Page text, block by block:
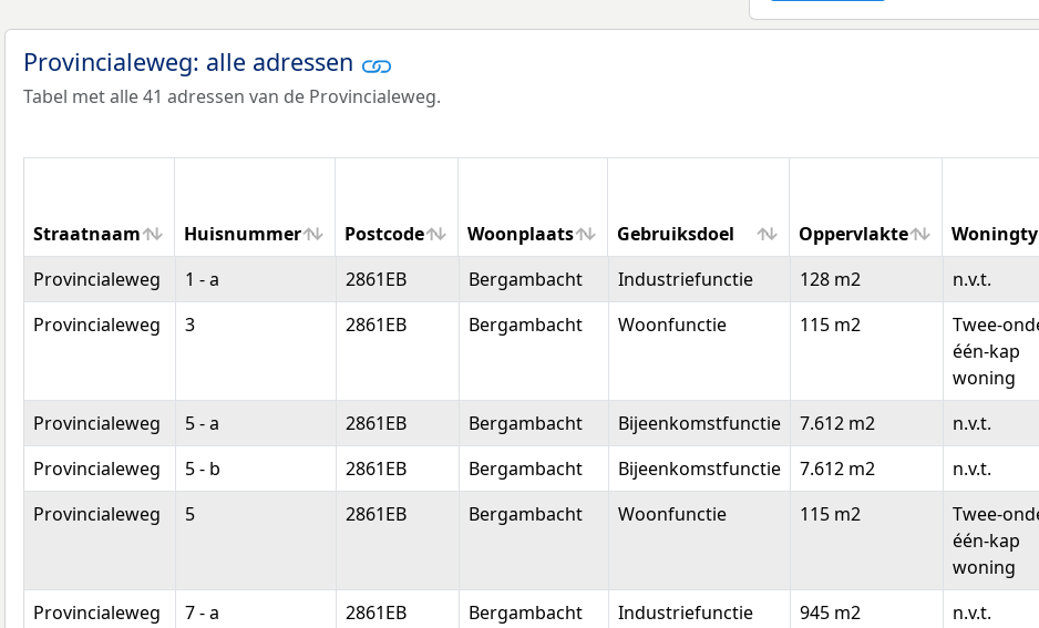
Provincialeweg: alle adressen
Tabel met alle 41 adressen van de Provincialeweg.
Straatnaam Huisnummer Postcode Woonplaats Gebruiksdoel Oppervlakte
Straatnaam
Huisnummer Postcode Woonplaats Gebruiksdoel Oppervlakte
Provincialeweg 1 - a 2861EB Bergambacht Industriefunctie 128 m2 n.v.t.
Provincialeweg
3 2861EB Bergambacht Woonfunctie 115 m2
Twee-
één-kap
woning
Provincialeweg 5 - a 2861EB Bergambacht Bijeenkomstfunctie 7.612 m2 n.v.t.
Provincialeweg
5 - b 2861EB Bergambacht Bijeenkomstfunctie 7.612 m2 n.v.t.
Provincialeweg
5 2861EB Bergambacht Woonfunctie 115 m2
Twee-
één-kap
woning
Provincialeweg 7 - a 2861EB Bergambacht Industriefunctie 945 m2 n.v.t.